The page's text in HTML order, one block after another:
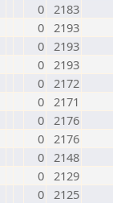
0 2183
0 2193
0 2193
0 2193
0 2172
0 2171
0 2176
0 2176
0 2148
0 2129
0 2125